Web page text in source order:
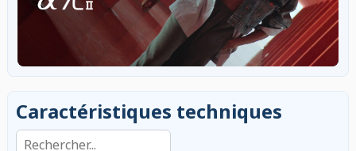
Caractéristiques techniques
Rechercher dans les caractéristiques